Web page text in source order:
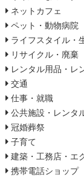
ネットカフェ
ペット・動物病院
ライフスタイル・
リサイクル・廃棄
レンタル用品・レ
交通
仕事・就職
公共施設・レンタ
冠婚葬祭
子育て
建築・工務店・エ
携帯電話ショップ